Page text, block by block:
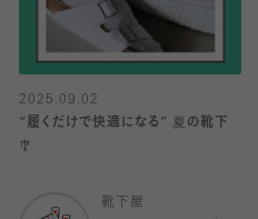
2025.09.02
“履くだけで快適になる” 夏の靴下
🎐
靴下屋